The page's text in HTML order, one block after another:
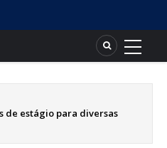
contra menores
facilitam financiamento
de estágio para diversas